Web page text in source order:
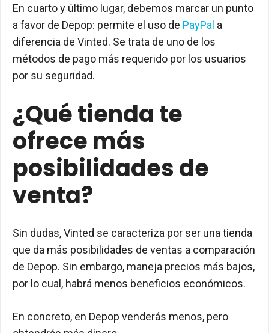
En cuarto y último lugar, debemos marcar un punto
a favor de Depop: permite el uso de PayPal a
diferencia de Vinted. Se trata de uno de los
métodos de pago más requerido por los usuarios
por su seguridad.
¿Qué tienda te
ofrece más
posibilidades de
venta?
Sin dudas, Vinted se caracteriza por ser una tienda
que da más posibilidades de ventas a comparación
de Depop. Sin embargo, maneja precios más bajos,
por lo cual, habrá menos beneficios económicos.
En concreto, en Depop venderás menos, pero